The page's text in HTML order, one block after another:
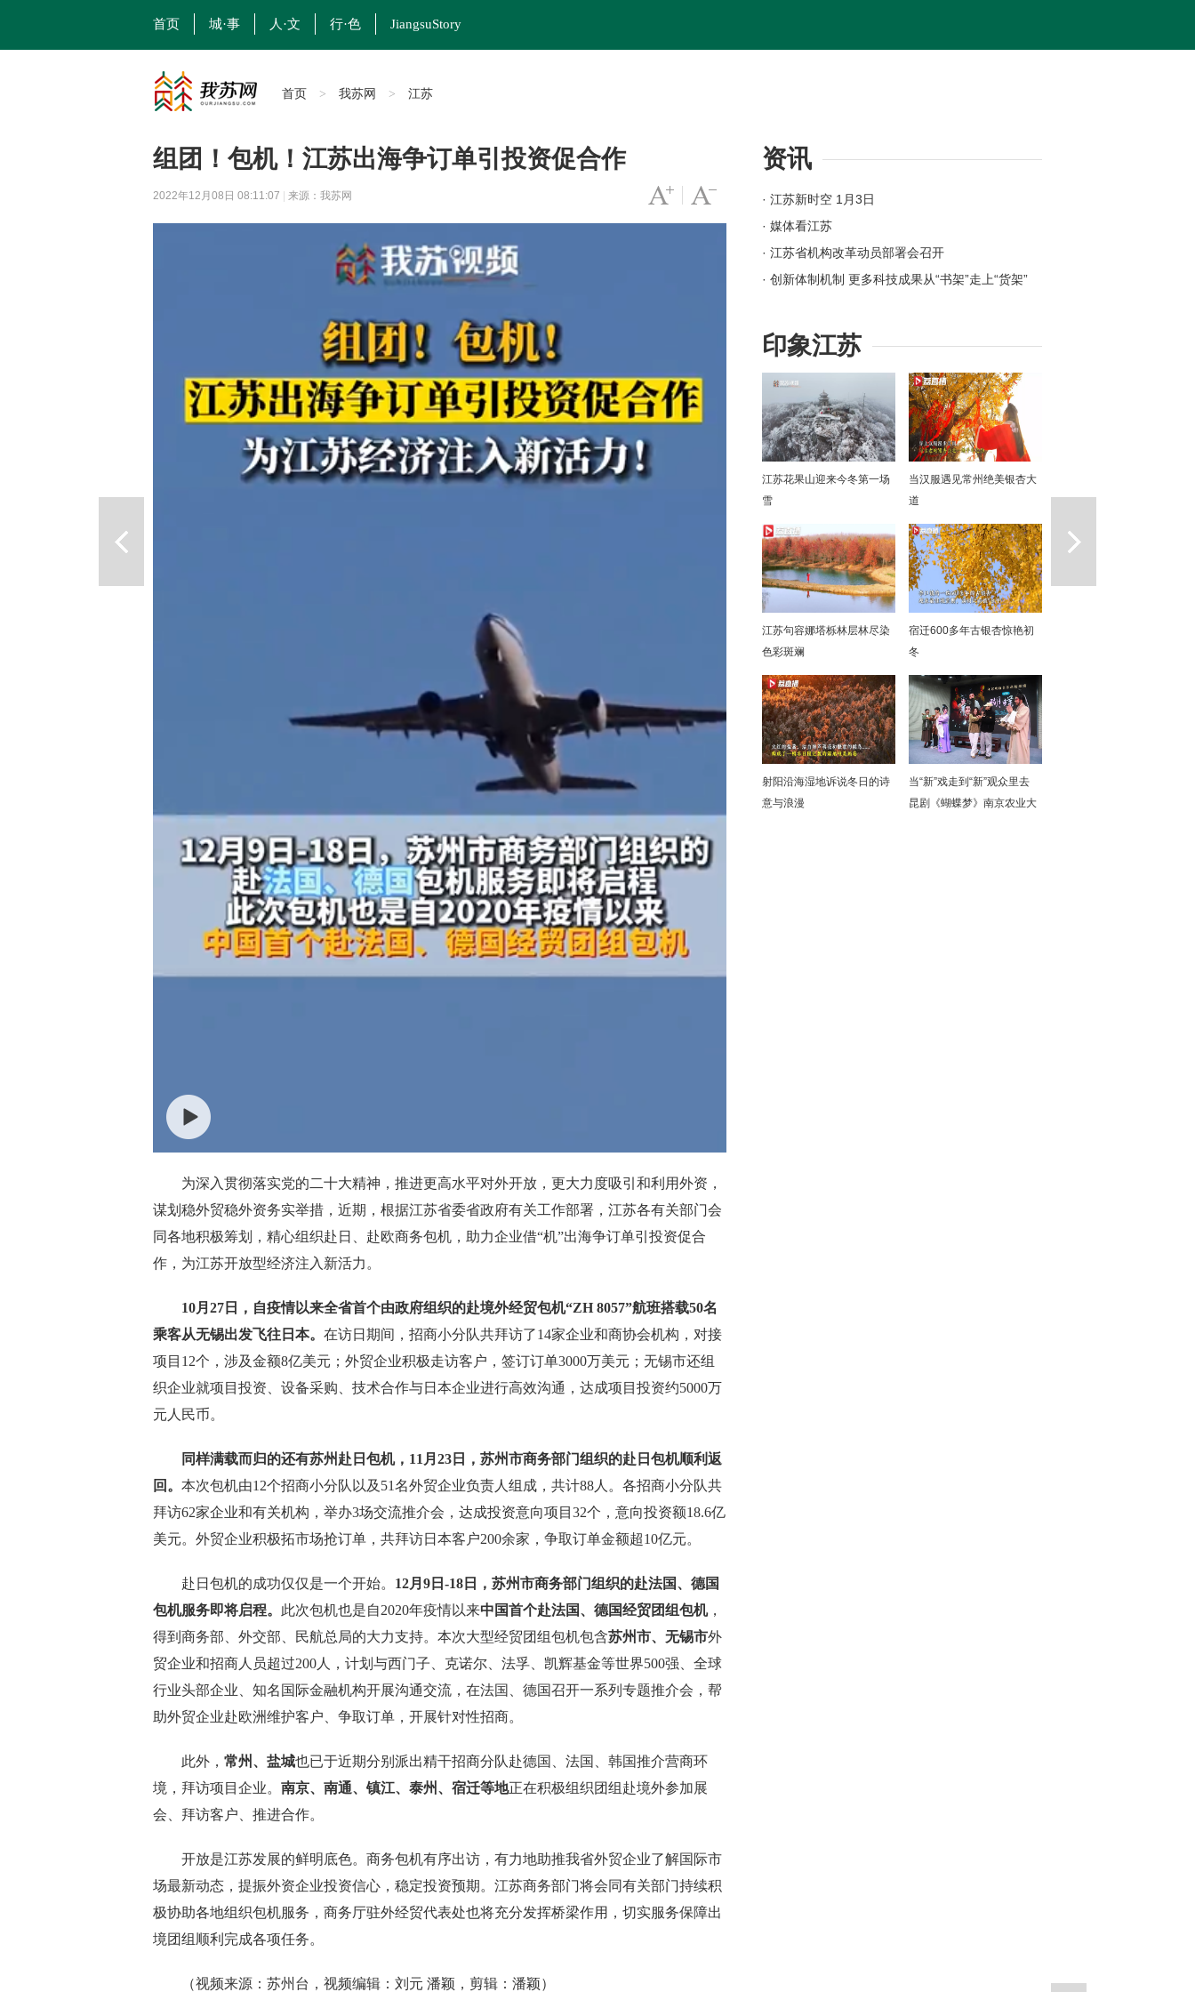
首页 城·事 人·文 行·色 JiangsuStory
首页 > 我苏网 > 江苏
组团！包机！江苏出海争订单引投资促合作
2022年12月08日 08:11:07 来源：我苏网 字号变小
为深入贯彻落实党的二十大精神，推进更高水平对外开放，更大力度吸引和利用外资，
谋划稳外贸稳外资务实举措，近期，根据江苏省委省政府有关工作部署，江苏各有关部门会
同各地积极筹划，精心组织赴日、赴欧商务包机，助力企业借“机”出海争订单引投资促合
作，为江苏开放型经济注入新活力。
10月27日，自疫情以来全省首个由政府组织的赴境外经贸包机“ZH 8057”航班搭载50名
乘客从无锡出发飞往日本。 在访日期间，招商小分队共拜访了14家企业和商协会机构，对接
项目12个，涉及金额8亿美元；外贸企业积极走访客户，签订订单3000万美元；无锡市还组
织企业就项目投资、设备采购、技术合作与日本企业进行高效沟通，达成项目投资约5000万
元人民币。
同样满载而归的还有苏州赴日包机，11月23日，苏州市商务部门组织的赴日包机顺利返
回。 本次包机由12个招商小分队以及51名外贸企业负责人组成，共计88人。各招商小分队共
拜访62家企业和有关机构，举办3场交流推介会，达成投资意向项目32个，意向投资额18.6亿
美元。外贸企业积极拓市场抢订单，共拜访日本客户200余家，争取订单金额超10亿元。
赴日包机的成功仅仅是一个开始。 12月9日-18日，苏州市商务部门组织的赴法国、德国
包机服务即将启程。 此次包机也是自2020年疫情以来中国首个赴法国、德国经贸团组包机，
得到商务部、外交部、民航总局的大力支持。本次大型经贸团组包机包含苏州市、无锡市外
贸企业和招商人员超过200人，计划与西门子、克诺尔、法孚、凯辉基金等世界500强、全球
行业头部企业、知名国际金融机构开展沟通交流，在法国、德国召开一系列专题推介会，帮
助外贸企业赴欧洲维护客户、争取订单，开展针对性招商。
此外， 常州、盐城也已于近期分别派出精干招商分队赴德国、法国、韩国推介营商环
境，拜访项目企业。 南京、南通、镇江、泰州、宿迁等地正在积极组织团组赴境外参加展
会、拜访客户、推进合作。
开放是江苏发展的鲜明底色。商务包机有序出访，有力地助推我省外贸企业了解国际市
场最新动态，提振外资企业投资信心，稳定投资预期。江苏商务部门将会同有关部门持续积
极协助各地组织包机服务，商务厅驻外经贸代表处也将充分发挥桥梁作用，切实服务保障出
境团组顺利完成各项任务。
（视频来源：苏州台，视频编辑：刘元 潘颖，剪辑：潘颖）
资讯
· 江苏新时空 1月3日
· 媒体看江苏
· 江苏省机构改革动员部署会召开
· 创新体制机制 更多科技成果从“书架”走上“货架”
· 苏州：奋力打造全球具有领先地位的“智造之城”
· 【改变在身边】今年起扬州环卫工享免费早餐
· 江苏高速公路因雾霾特级管制均已解除
印象江苏
江苏花果山迎来今冬第一场
雪
当汉服遇见常州绝美银杏大
道
江苏句容娜塔栎林层林尽染
色彩斑斓
宿迁600多年古银杏惊艳初
冬
射阳沿海湿地诉说冬日的诗
意与浪漫
当“新”戏走到“新”观众里去
昆剧《蝴蝶梦》南京农业大